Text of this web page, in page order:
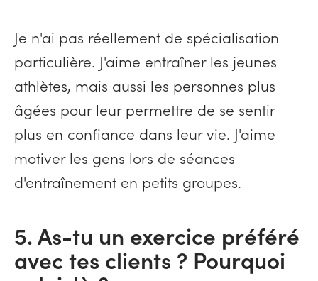
Je n'ai pas réellement de spécialisation
particulière. J'aime entraîner les jeunes
athlètes, mais aussi les personnes plus
âgées pour leur permettre de se sentir
plus en confiance dans leur vie. J'aime
motiver les gens lors de séances
d'entraînement en petits groupes.
5. As-tu un exercice préféré
avec tes clients ? Pourquoi